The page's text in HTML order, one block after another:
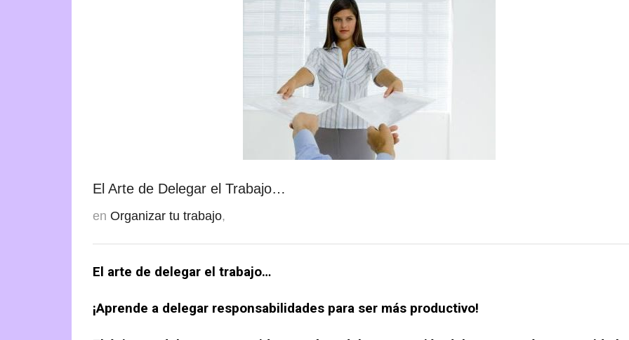
El Arte de Delegar el Trabajo…
en Organizar tu trabajo,
El arte de delegar el trabajo…
¡Aprende a delegar responsabilidades para ser más productivo!